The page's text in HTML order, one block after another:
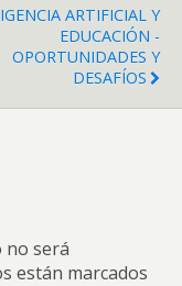
ARTIFICIAL Y
EDUCACIÓN -
OPORTUNIDADES Y
DESAFÍOS
no será
están marcados